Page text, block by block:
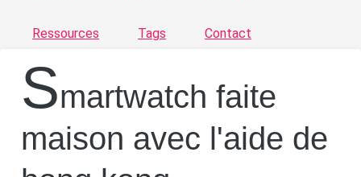
Ressources Tags Contact
Smartwatch faite
maison avec l'aide de